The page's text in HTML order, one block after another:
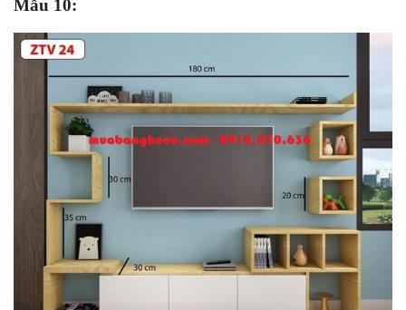
Mẫu 10: